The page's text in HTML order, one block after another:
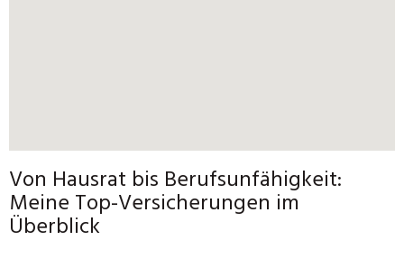
Von Hausrat bis Berufsunfähigkeit:
Meine Top-Versicherungen im
Überblick